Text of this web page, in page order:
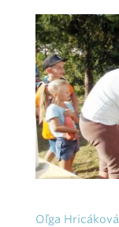
Oľga Hricáková